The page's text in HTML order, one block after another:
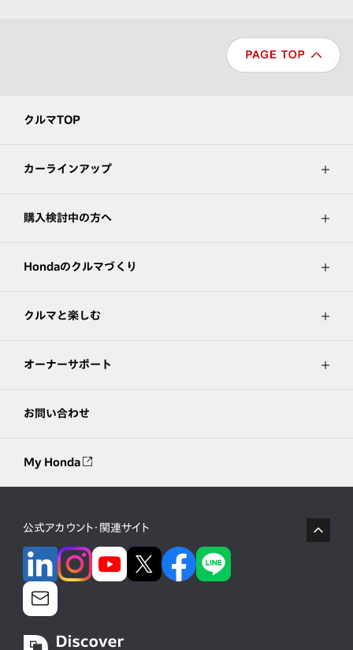
クルマTOP
カーラインアップ
購入検討中の方へ
Hondaのクルマづくり
クルマと楽しむ
オーナーサポート
お問い合わせ
My Honda
公式アカウント・関連サイト